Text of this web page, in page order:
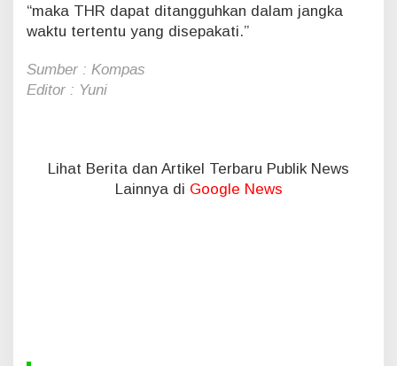
“maka THR dapat ditangguhkan dalam jangka
waktu tertentu yang disepakati.”
Sumber : Kompas
Editor : Yuni
Lihat Berita dan Artikel Terbaru Publik News
Lainnya di Google News